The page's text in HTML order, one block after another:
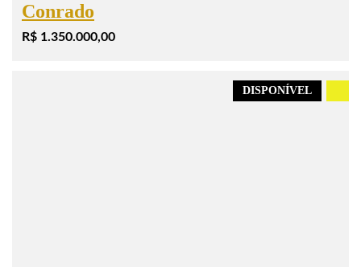
Conrado
R$ 1.350.000,00
DISPONÍVEL